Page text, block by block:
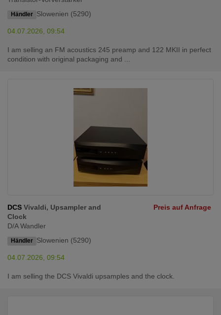
Händler Slowenien (5290)
04.07.2026, 09:54
I am selling an FM acoustics 245 preamp and 122 MKII in perfect
condition with original packaging and ...
DCS Vivaldi, Upsampler and
Clock
D/A Wandler
Händler Slowenien (5290)
Preis auf Anfrage
04.07.2026, 09:54
I am selling the DCS Vivaldi upsamples and the clock.